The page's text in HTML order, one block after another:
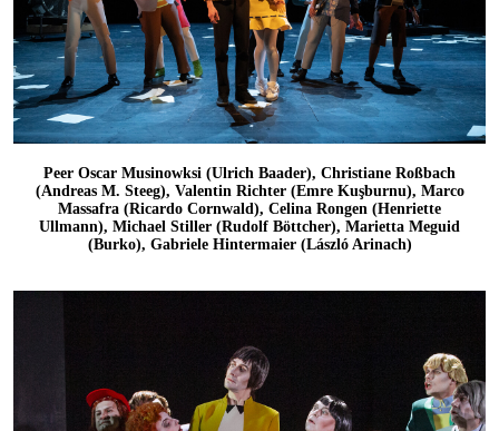
Peer Oscar Musinowksi (Ulrich Baader), Christiane Roßbach
(Andreas M. Steeg), Valentin Richter (Emre Kuşburnu), Marco
Massafra (Ricardo Cornwald), Celina Rongen (Henriette
Ullmann), Michael Stiller (Rudolf Böttcher), Marietta Meguid
(Burko), Gabriele Hintermaier (László Arinach)